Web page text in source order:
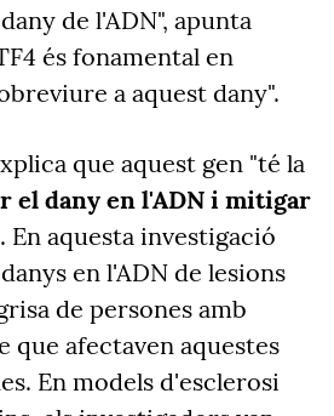
de l'ADN", apunta
és fonamental en
a aquest dany".
que aquest gen "té la
el dany en l'ADN i mitigar
. En aquesta investigació
en l'ADN de lesions
de persones amb
que afectaven aquestes
En models d'esclerosi